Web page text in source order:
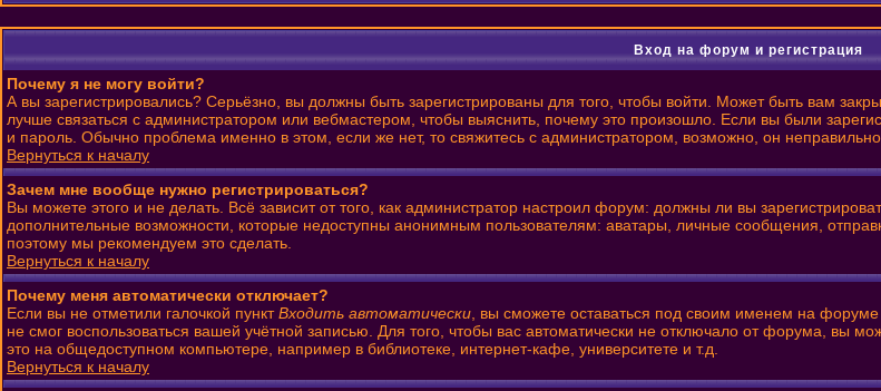
Вход на форум и регистрация
Почему я не могу войти?
А вы зарегистрировались? Серьёзно, вы должны быть зарегистрированы для того, чтобы войти. Может быть вам
лучше связаться с администратором или вебмастером, чтобы выяснить, почему это произошло. Если вы были
и пароль. Обычно проблема именно в этом, если же нет, то свяжитесь с администратором, возможно, он
Вернуться к началу
Зачем мне вообще нужно регистрироваться?
Вы можете этого и не делать. Всё зависит от того, как администратор настроил форум: должны ли вы
дополнительные возможности, которые недоступны анонимным пользователям: аватары, личные сообщения,
поэтому мы рекомендуем это сделать.
Вернуться к началу
Почему меня автоматически отключает?
Если вы не отметили галочкой пунктВходить автоматически , вы сможете оставаться под своим именем на
не смог воспользоваться вашей учётной записью. Для того, чтобы вас автоматически не отключало от форума, вы
это на общедоступном компьютере, например в библиотеке, интернет-кафе, университете и т.д.
Вернуться к началу